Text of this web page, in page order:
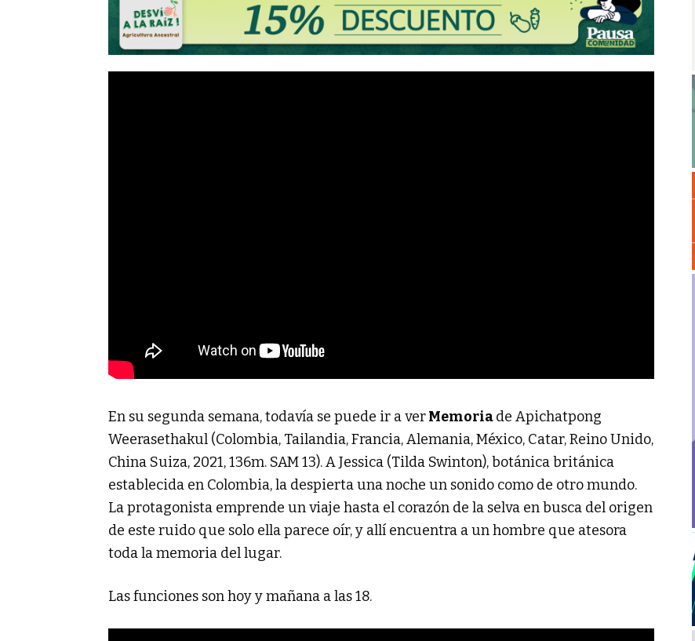
En su segunda semana, todavía se puede ir a verMemoriade Apichatpong
Weerasethakul (Colombia, Tailandia, Francia, Alemania, México, Catar, Reino Unido,
China Suiza, 2021, 136m. SAM 13). A Jessica (Tilda Swinton), botánica británica
establecida en Colombia, la despierta una noche un sonido como de otro mundo.
La protagonista emprende un viaje hasta el corazón de la selva en busca del origen
de este ruido que solo ella parece oír, y allí encuentra a un hombre que atesora
toda la memoria del lugar.
Las funciones son hoy y mañana a las 18.